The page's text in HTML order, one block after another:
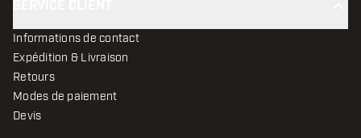
Informations de contact
Expédition & Livraison
Retours
Modes de paiement
Devis